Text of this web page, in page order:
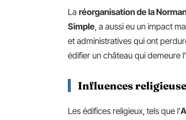
La réorganisation de la
Simple, a aussi eu un impact
et administratives qui ont
édifier un château qui demeure
Influences
Les édifices religieux, tels que l’